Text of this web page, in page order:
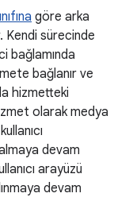
göre arka
Kendi sürecinde
bağlamında
bağlanır ve
hizmetteki
olarak medya
devam
arayüzü
devam